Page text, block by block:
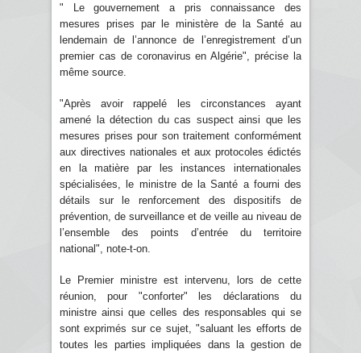
" Le gouvernement a pris connaissance des
mesures prises par le ministère de la Santé au
lendemain de l’annonce de l’enregistrement d’un
premier cas de coronavirus en Algérie", précise la
même source.
"Après avoir rappelé les circonstances ayant
amené la détection du cas suspect ainsi que les
mesures prises pour son traitement conformément
aux directives nationales et aux protocoles édictés
en la matière par les instances internationales
spécialisées, le ministre de la Santé a fourni des
détails sur le renforcement des dispositifs de
prévention, de surveillance et de veille au niveau de
l’ensemble des points d’entrée du territoire
national", note-t-on.
Le Premier ministre est intervenu, lors de cette
réunion, pour "conforter" les déclarations du
ministre ainsi que celles des responsables qui se
sont exprimés sur ce sujet, "saluant les efforts de
toutes les parties impliquées dans la gestion de